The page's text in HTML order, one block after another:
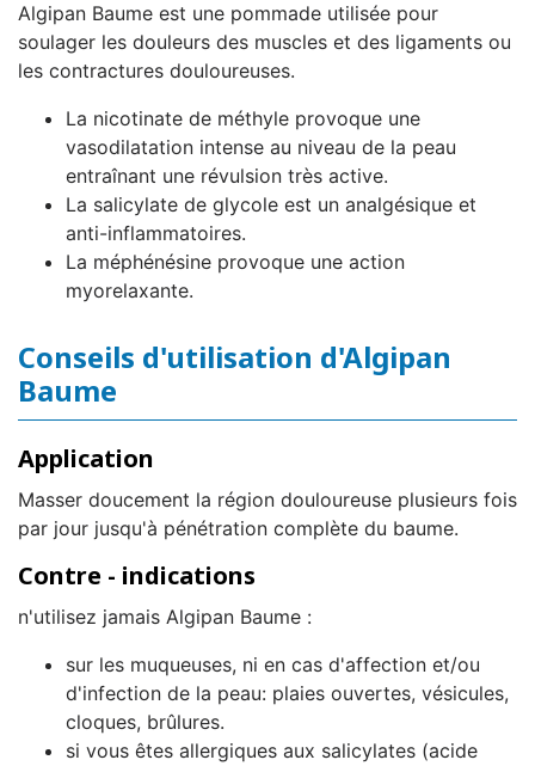
Algipan Baume est une pommade utilisée pour
soulager les douleurs des muscles et des ligaments ou
les contractures douloureuses.
La nicotinate de méthyle provoque une
vasodilatation intense au niveau de la peau
entraînant une révulsion très active.
La salicylate de glycole est un analgésique et
anti-inflammatoires.
La méphénésine provoque une action
myorelaxante.
Conseils d'utilisation d'Algipan
Baume
Application
Masser doucement la région douloureuse plusieurs fois
par jour jusqu'à pénétration complète du baume.
Contre - indications
n'utilisez jamais Algipan Baume :
sur les muqueuses, ni en cas d'affection et/ou
d'infection de la peau: plaies ouvertes, vésicules,
cloques, brûlures.
si vous êtes allergiques aux salicylates (acide